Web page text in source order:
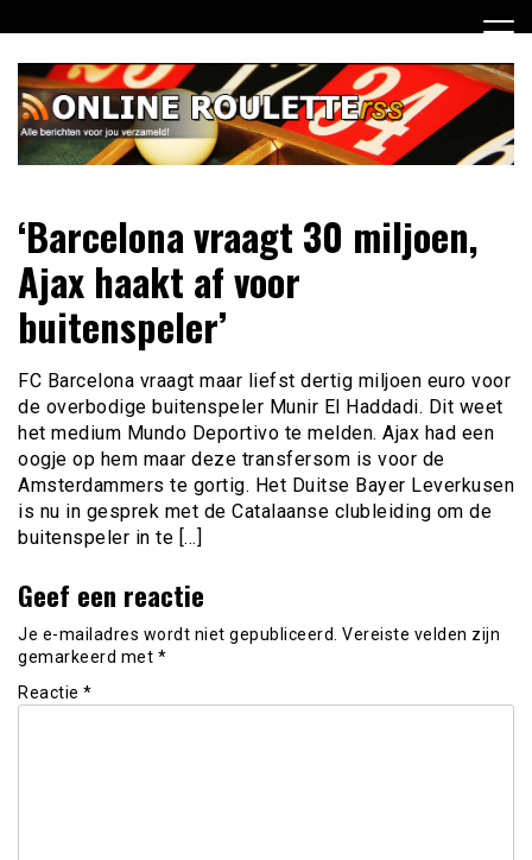
naar
inhoud
Online Roulette RSS
verzameld
‘Barcelona vraagt 30 miljoen,
Ajax haakt af voor
buitenspeler’
FC Barcelona vraagt maar liefst dertig miljoen euro voor
de overbodige buitenspeler Munir El Haddadi. Dit weet
het medium Mundo Deportivo te melden. Ajax had een
oogje op hem maar deze transfersom is voor de
Amsterdammers te gortig. Het Duitse Bayer Leverkusen
is nu in gesprek met de Catalaanse clubleiding om de
buitenspeler in te […]
Geef een reactie
Je e-mailadres wordt niet gepubliceerd. Vereiste velden zijn
gemarkeerd met *
Reactie *